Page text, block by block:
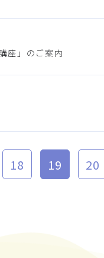
座」のご案内
18 19 20